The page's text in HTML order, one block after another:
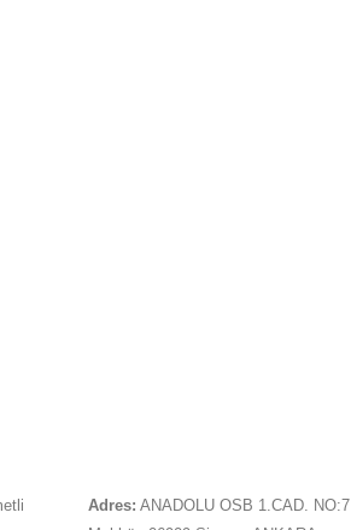
Adres: ANADOLU OSB 1.CAD. NO:7